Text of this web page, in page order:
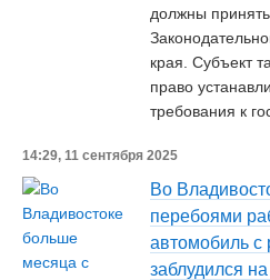
должны
края. Субъект
право
требования к
14:29, 11 сентября 2025
Во
перебоями
автомобиль
заблудился